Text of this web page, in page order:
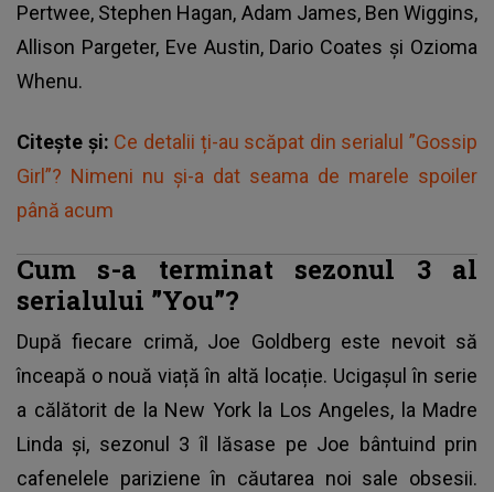
Pertwee, Stephen Hagan, Adam James, Ben Wiggins,
Allison Pargeter, Eve Austin, Dario Coates și Ozioma
Whenu.
Citește și: Ce detalii ți-au scăpat din serialul ”Gossip
Girl”? Nimeni nu și-a dat seama de marele spoiler
până acum
Cum s-a terminat sezonul 3 al
serialului ”You”?
După fiecare crimă, Joe Goldberg este nevoit să
înceapă o nouă viață în altă locație. Ucigașul în serie
a călătorit de la New York la Los Angeles, la Madre
Linda și, sezonul 3 îl lăsase pe Joe bântuind prin
cafenelele pariziene în căutarea noi sale obsesii.